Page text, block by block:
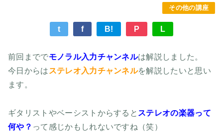
その他の講座
t f B! P L
前回まででモノラル入力チャンネルは解説しました。
今日からはステレオ入力チャンネルを解説したいと思い
ます。
ギタリストやベーシストからすると ステレオの楽器って
何や？ って感じかもしれないですね（笑）